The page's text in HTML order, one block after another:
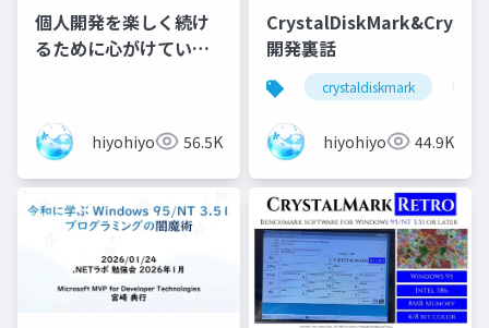
個人開発を楽しく続け
るために心がけている
hiyohiyo 56.5K
開発裏話
crystaldiskmark
hiyohiyo 44.9K